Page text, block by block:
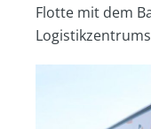
Flotte mit dem